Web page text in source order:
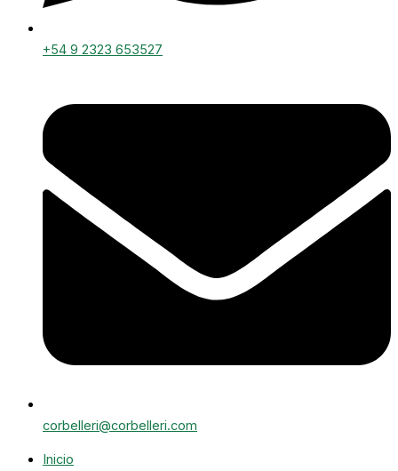
+54 9 2323 653527
corbelleri@corbelleri.com
Inicio